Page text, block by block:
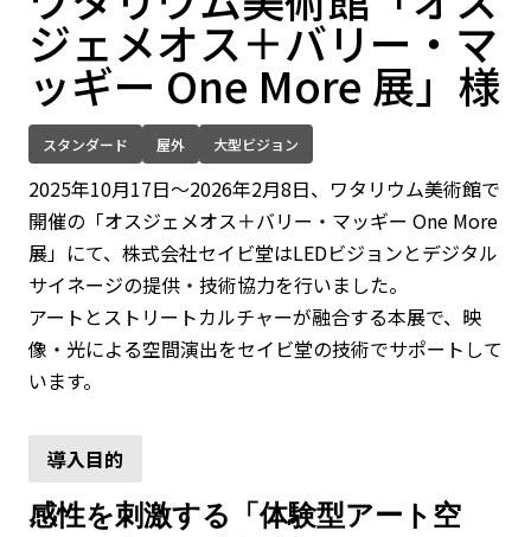
ジェメオス＋バリー・マ
ッギー One More 展」様
スタンダード 屋外 大型ビジョン
2025年10月17日〜2026年2月8日、ワタリウム美術館で
開催の「オスジェメオス＋バリー・マッギー One More
展」にて、株式会社セイビ堂はLEDビジョンとデジタル
サイネージの提供・技術協力を行いました。
アートとストリートカルチャーが融合する本展で、映
像・光による空間演出をセイビ堂の技術でサポートして
います。
感性を刺激する「体験型アート空